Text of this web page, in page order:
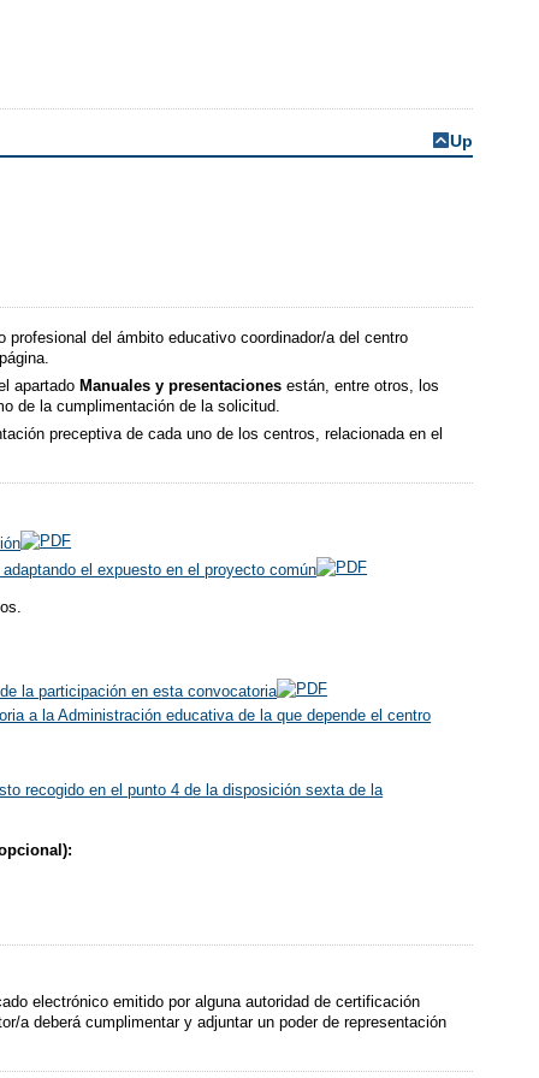
Up
del ámbito educativo coordinador/a del centro
apartado Manuales y presentaciones están, entre otros, los
de la cumplimentación de la solicitud.
preceptiva de cada uno de los centros, relacionada en el
el expuesto en el proyecto común
la participación en esta convocatoria
a la Administración educativa de la que depende el centro
recogido en el punto 4 de la disposición sexta de la
electrónico emitido por alguna autoridad de certificación
a deberá cumplimentar y adjuntar un poder de representación